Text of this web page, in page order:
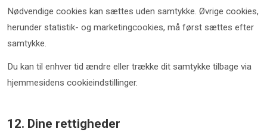
Nødvendige cookies kan sættes uden samtykke. Øvrige cookies,
herunder statistik- og marketingcookies, må først sættes efter
samtykke.
Du kan til enhver tid ændre eller trække dit samtykke tilbage via
hjemmesidens cookieindstillinger.
12. Dine rettigheder